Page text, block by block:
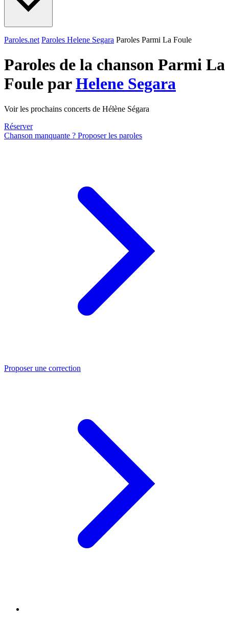
Paroles.net Paroles Helene Segara Paroles Parmi La Foule
Paroles de la chanson Parmi La
Foule parHelene Segara
Voir les prochains concerts de Hélène Ségara
Réserver
Chanson manquante ? Proposer les paroles
Proposer une correction